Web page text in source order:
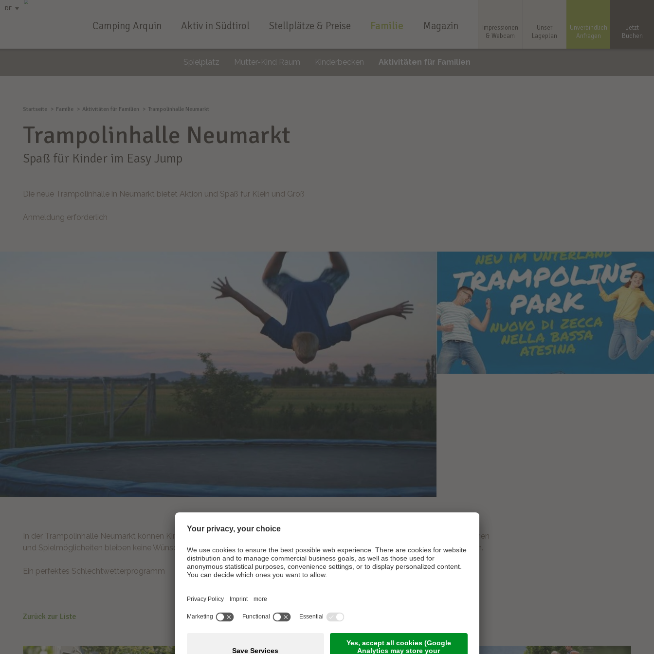
DE
Camping Arquin Aktiv in Südtirol Stellplätze & Preise Familie
Spielplatz Mutter-Kind Raum Kinderbecken Aktivitäten für Familien
Magazin
Impressionen
& Webcam
Unser
Lageplan
Unverbindlich
Anfragen
Jetzt
Buchen
Startseite Familie Aktivitäten für Familien Trampolinhalle Neumarkt
Trampolinhalle Neumarkt
Spaß für Kinder im Easy Jump
Die neue Trampolinhalle in Neumarkt bietet Aktion und Spaß für Klein und Groß
Anmeldung erforderlich
In der Trampolinhalle Neumarkt können Kinder und auch Erwachsene bis an Ihre Grenzen kommen. Mit verschiedenen Trampolinen
und Spielmöglicheiten bleiben keine Wünsche offen. Eltern können auch mit direktem Blick auf die Kleinen an der Bar entspannen.
Ein perfektes Schlechtwetterprogramm
Zurück zur Liste